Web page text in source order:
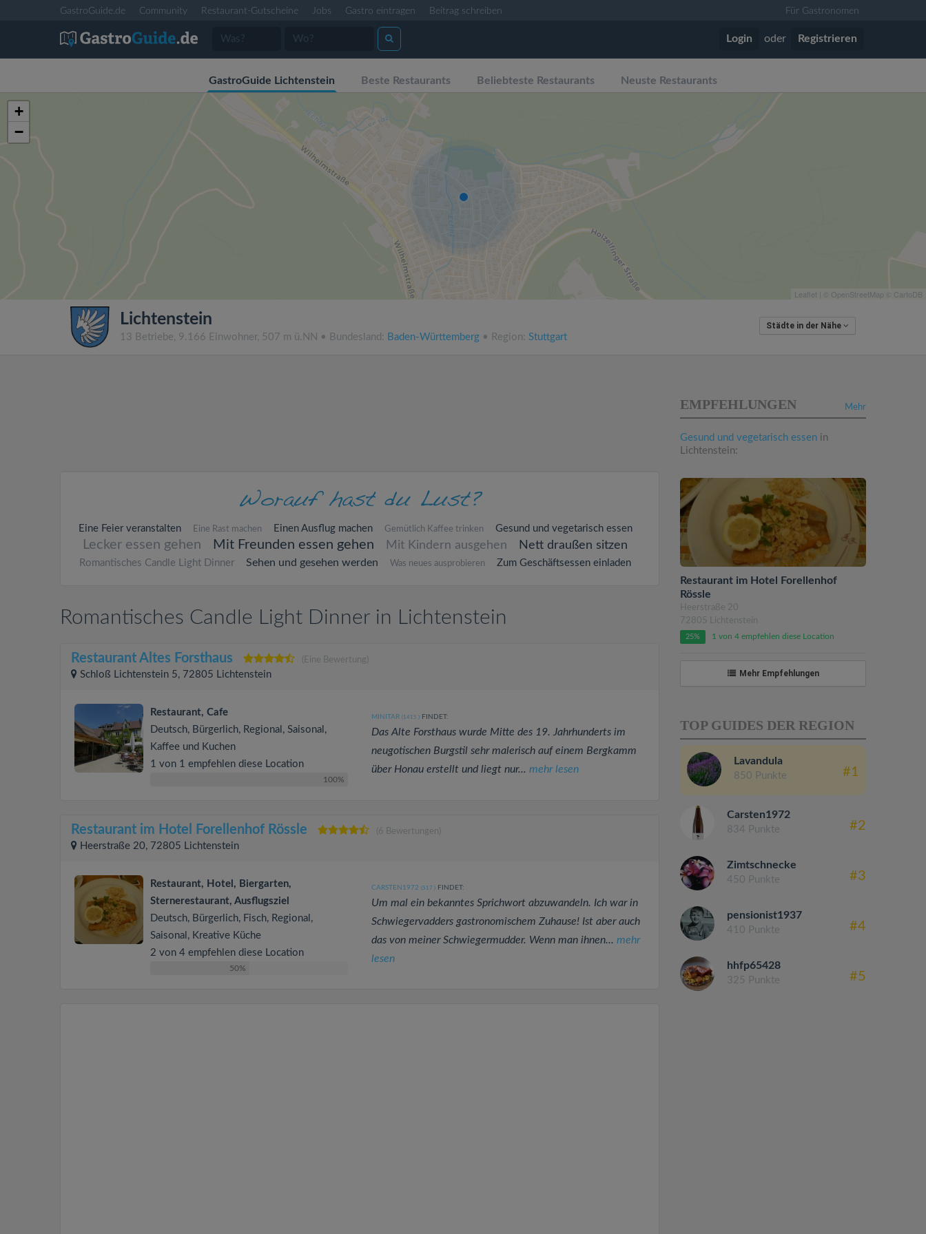
GastroGuide.de Community Restaurant-Gutscheine Jobs Gastro eintragen Beitrag schreiben Für Gastronomen
Login oder Registrieren
GastroGuide Lichtenstein Beste Restaurants Beliebteste Restaurants Neuste Restaurants
+
−
Leaflet | © OpenStreetMap © CartoDB
Lichtenstein
13 Betriebe, 9.166 Einwohner, 507 m ü.NN • Bundesland: Baden-Württemberg • Region: Stuttgart
Städte in der Nähe
Eine Feier veranstalten Eine Rast machen Einen Ausflug machen Gemütlich Kaffee trinken Gesund und vegetarisch essen
Lecker essen gehen Mit Freunden essen gehen Mit Kindern ausgehen Nett draußen sitzen
Romantisches Candle Light Dinner Sehen und gesehen werden Was neues ausprobieren Zum Geschäftsessen einladen
Romantisches Candle Light Dinner in Lichtenstein
Restaurant Altes Forsthaus (Eine Bewertung)
Schloß Lichtenstein 5, 72805 Lichtenstein
Restaurant, Cafe
Deutsch, Bürgerlich, Regional, Saisonal,
Kaffee und Kuchen
1 von 1 empfehlen diese Location
100%
MINITAR (1415 )FINDET:
Das Alte Forsthaus wurde Mitte des 19. Jahrhunderts im
neugotischen Burgstil sehr malerisch auf einem Bergkamm
über Honau erstellt und liegt nur... mehr lesen
Restaurant im Hotel Forellenhof Rössle (6 Bewertungen)
Heerstraße 20, 72805 Lichtenstein
Restaurant, Hotel, Biergarten,
Sternerestaurant, Ausflugsziel
Deutsch, Bürgerlich, Fisch, Regional,
Saisonal, Kreative Küche
2 von 4 empfehlen diese Location
50%
CARSTEN1972 (517 )FINDET:
Um mal ein bekanntes Sprichwort abzuwandeln. Ich war in
Schwiegervadders gastronomischem Zuhause! Ist aber auch
das von meiner Schwiegermudder. Wenn man ihnen... mehr
lesen
Mehr
EMPFEHLUNGEN
Gesund und vegetarisch essen in
Lichtenstein:
Restaurant im Hotel Forellenhof
Rössle
Heerstraße 20
72805 Lichtenstein
25% 1 von 4 empfehlen diese Location
Mehr Empfehlungen
TOP GUIDES DER REGION
Lavandula
850 Punkte #1
Carsten1972
834 Punkte #2
Zimtschnecke
450 Punkte #3
pensionist1937
410 Punkte #4
hhfp65428
325 Punkte #5